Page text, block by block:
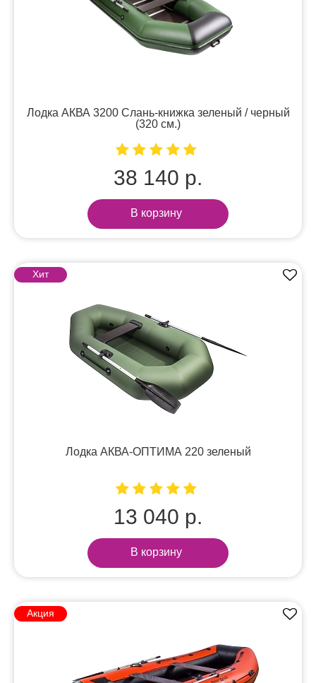
Лодка АКВА 3200 Слань-книжка зеленый / черный
(320 см.)
38 140 р.
В корзину
Хит
Лодка АКВА-ОПТИМА 220 зеленый
13 040 р.
В корзину
Акция